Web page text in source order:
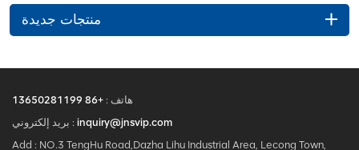
منتجات جديدة
هاتف : +86 13650281199
بريد إلكتروني : inquiry@jnsvip.com
Add : NO.3 TengHu Road,Dazha Lihu Industrial Area, Lecong Town,